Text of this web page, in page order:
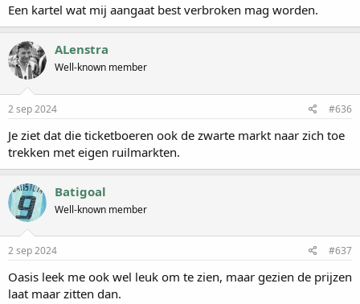
Een kartel wat mij aangaat best verbroken mag worden.
ALenstra
Well-known member
2 sep 2024 #636
Je ziet dat die ticketboeren ook de zwarte markt naar zich toe
trekken met eigen ruilmarkten.
Batigoal
Well-known member
2 sep 2024 #637
Oasis leek me ook wel leuk om te zien, maar gezien de prijzen
laat maar zitten dan.